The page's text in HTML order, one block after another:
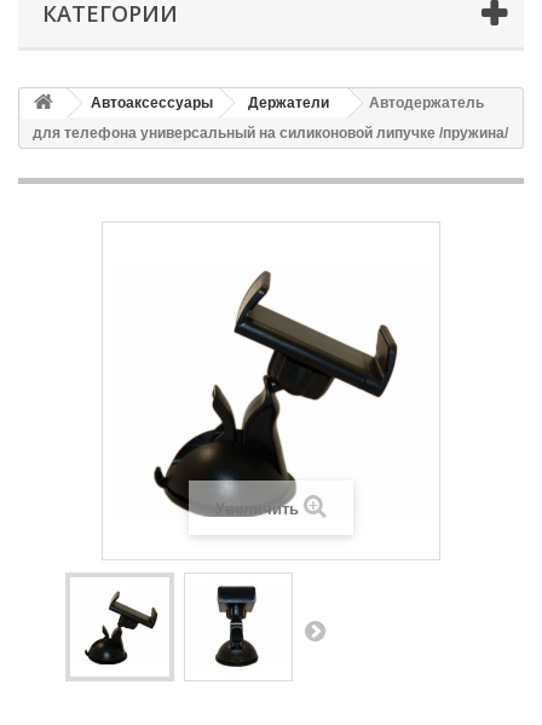
КАТЕГОРИИ
Автоаксессуары Держатели
Автодержатель
для телефона универсальный на силиконовой липучке /пружина/
Увеличить